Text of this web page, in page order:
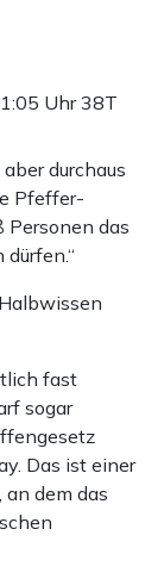
Uhr38T
durchaus
Pfeffer-
Personen das
fast
sogar
Das ist einer
dem das